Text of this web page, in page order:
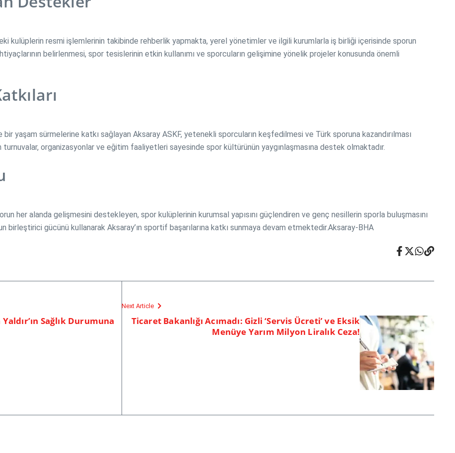
kulüplerin resmi işlemlerinin takibinde rehberlik yapmakta, yerel yönetimler ve ilgili kurumlarla iş birliği içerisinde sporun
belirlenmesi, spor tesislerinin etkin kullanımı ve sporcuların gelişimine yönelik projeler konusunda önemli
yaşam sürmelerine katkı sağlayan Aksaray ASKF, yetenekli sporcuların keşfedilmesi ve Türk sporuna kazandırılması
organizasyonlar ve eğitim faaliyetleri sayesinde spor kültürünün yaygınlaşmasına destek olmaktadır.
her alanda gelişmesini destekleyen, spor kulüplerinin kurumsal yapısını güçlendiren ve genç nesillerin sporla buluşmasını
birleştirici gücünü kullanarak Aksaray’ın sportif başarılarına katkı sunmaya devam etmektedir.Aksaray-BHA
Sağlık Durumuna
Next Article
Ticaret Bakanlığı Acımadı: Gizli ‘Servis Ücreti’ ve Eksik
Menüye Yarım Milyon Liralık Ceza!